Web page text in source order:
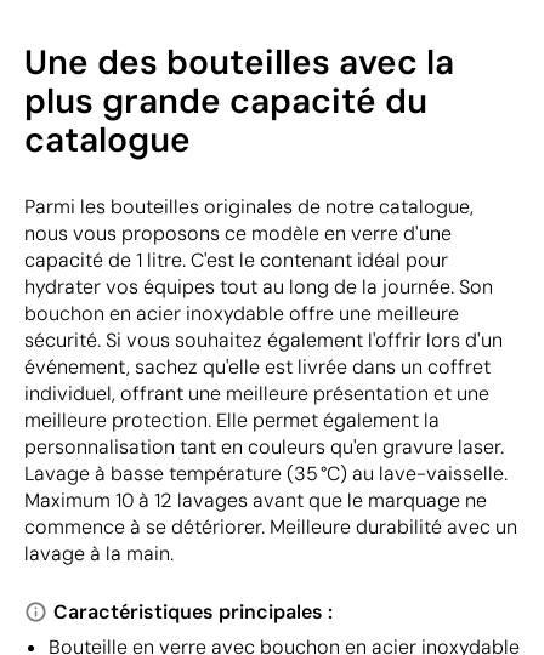
Une des bouteilles avec la
plus grande capacité du
catalogue
Parmi les bouteilles originales de notre catalogue,
nous vous proposons ce modèle en verre d'une
capacité de 1 litre. C'est le contenant idéal pour
hydrater vos équipes tout au long de la journée. Son
bouchon en acier inoxydable offre une meilleure
sécurité. Si vous souhaitez également l'offrir lors d'un
événement, sachez qu'elle est livrée dans un coffret
individuel, offrant une meilleure présentation et une
meilleure protection. Elle permet également la
personnalisation tant en couleurs qu'en gravure laser.
Lavage à basse température (35 °C) au lave-vaisselle.
Maximum 10 à 12 lavages avant que le marquage ne
commence à se détériorer. Meilleure durabilité avec un
lavage à la main.
Caractéristiques principales :
Bouteille en verre avec bouchon en acier inoxydable